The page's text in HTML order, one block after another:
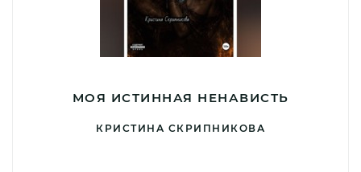
МОЯ ИСТИННАЯ НЕНАВИСТЬ
КРИСТИНА СКРИПНИКОВА